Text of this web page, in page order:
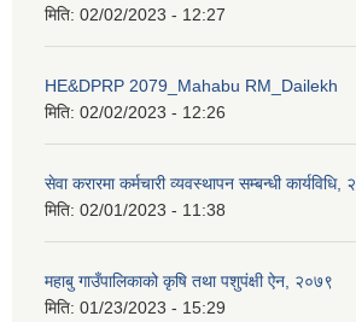
मिति: 02/02/2023 - 12:27
HE&DPRP 2079_Mahabu RM_Dailekh
मिति: 02/02/2023 - 12:26
सेवा करारमा कर्मचारी व्यवस्थापन सम्बन्धी कार्यविधि,
मिति: 02/01/2023 - 11:38
महाबु गाउँपालिकाको कृषि तथा पशुपंक्षी ऐन, २०७९
मिति: 01/23/2023 - 15:29